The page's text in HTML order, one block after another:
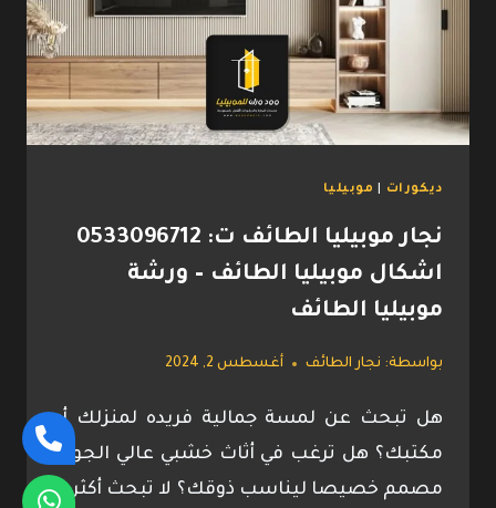
كاونترات
حديثة
الطائف
ديكورات موبيليا
نجار موبيليا الطائف ت: 0533096712
اشكال موبيليا الطائف – ورشة
موبيليا الطائف
بواسطة: نجار الطائف أغسطس 2, 2024
هل تبحث عن لمسة جمالية فريده لمنزلك أو
مكتبك؟ هل ترغب في أثاث خشبي عالي الجودة
مصمم خصيصا ليناسب ذوقك؟ لا تبحث أكثر فـ